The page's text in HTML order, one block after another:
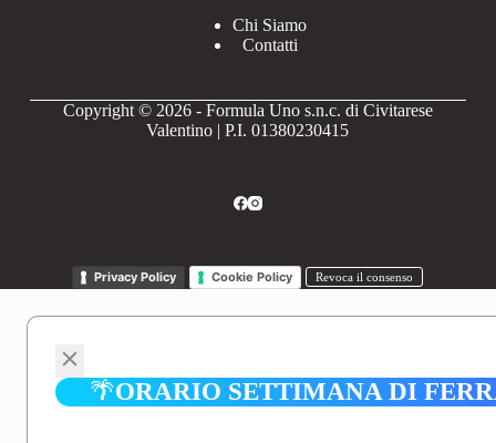
Chi Siamo
Contatti
Copyright © 2026 - Formula Uno s.n.c. di Civitarese
Valentino | P.I. 01380230415
Privacy Policy Cookie Policy Revoca il consenso
🌴ORARIO SETTIMANA DI